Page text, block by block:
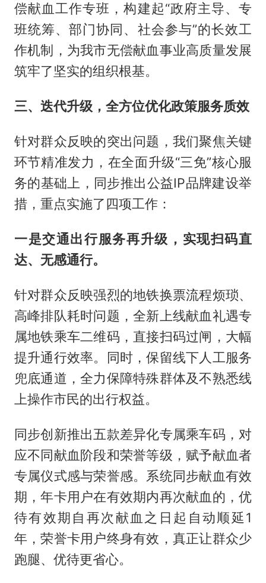
偿献血工作专班，构建起“政府主导、专
班统筹、部门协同、社会参与”的长效工
作机制，为我市无偿献血事业高质量发展
筑牢了坚实的组织根基。
三、迭代升级，全方位优化政策服务质效
针对群众反映的突出问题，我们聚焦关键
环节精准发力，在全面升级“三免”核心服
务的基础上，同步推出公益IP品牌建设举
措，重点实施了四项工作：
一是交通出行服务再升级，实现扫码直
达、无感通行。
针对群众反映强烈的地铁换票流程烦琐、
高峰排队耗时问题，全新上线献血礼遇专
属地铁乘车二维码，直接扫码过闸，大幅
提升通行效率。同时，保留线下人工服务
兜底通道，全力保障特殊群体及不熟悉线
上操作市民的出行权益。
同步创新推出五款差异化专属乘车码，对
应不同献血阶段和荣誉等级，赋予献血者
专属仪式感与荣誉感。系统同步献血有效
期，年卡用户在有效期内再次献血的，优
待有效期自再次献血之日起自动顺延1
年，荣誉卡用户终身有效，真正让群众少
跑腿、优待更省心。